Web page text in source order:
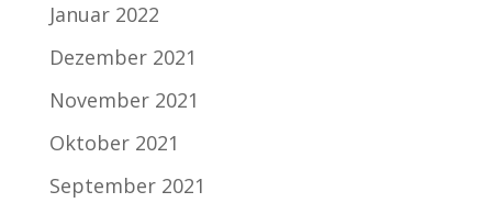
Januar 2022
Dezember 2021
November 2021
Oktober 2021
September 2021